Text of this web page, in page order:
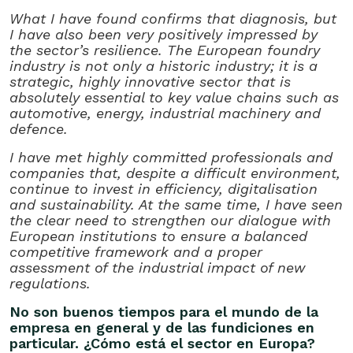
What I have found confirms that diagnosis, but
I have also been very positively impressed by
the sector’s resilience. The European foundry
industry is not only a historic industry; it is a
strategic, highly innovative sector that is
absolutely essential to key value chains such as
automotive, energy, industrial machinery and
defence.
I have met highly committed professionals and
companies that, despite a difficult environment,
continue to invest in efficiency, digitalisation
and sustainability. At the same time, I have seen
the clear need to strengthen our dialogue with
European institutions to ensure a balanced
competitive framework and a proper
assessment of the industrial impact of new
regulations.
No son buenos tiempos para el mundo de la
empresa en general y de las fundiciones en
particular. ¿Cómo está el sector en Europa?